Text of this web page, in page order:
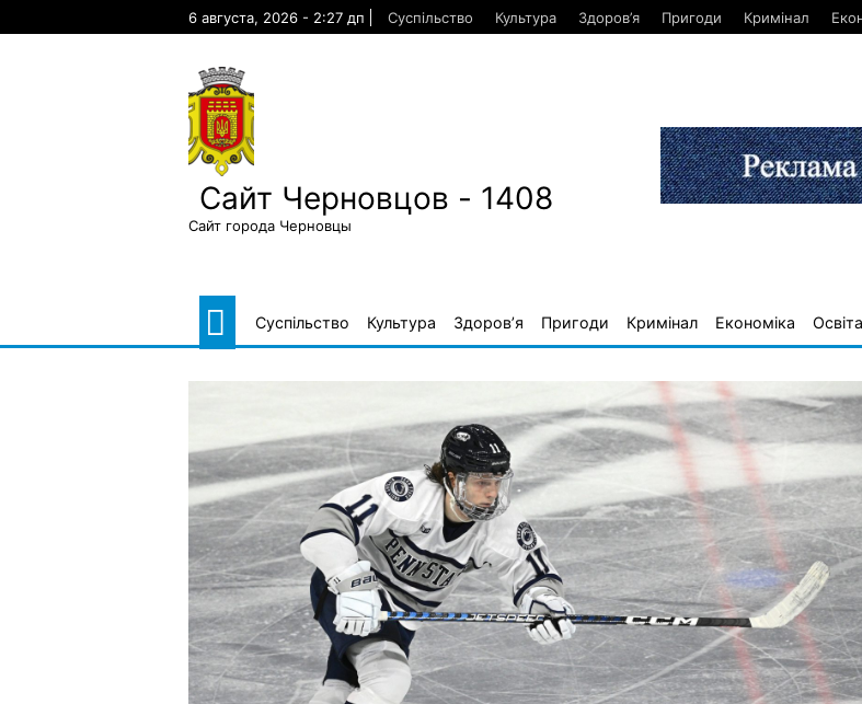
6 августа, 2026 - 2:27 дп Суспільство Культура Здоров’я Пригоди Кримінал
Сайт Черновцов - 1408
Сайт города Черновцы
Суспільство Культура Здоров’я Пригоди Кримінал Економіка Освіта